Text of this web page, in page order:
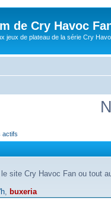
de Cry Havoc
jeux de plateau de la série Cry
actifs
site Cry Havoc Fan ou tout
, buxeria